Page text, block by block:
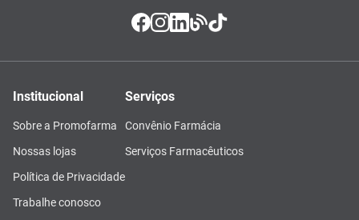
Institucional
Sobre a Promofarma
Nossas lojas
Política de Privacidade
Trabalhe conosco
Serviços
Convênio Farmácia
Serviços Farmacêuticos